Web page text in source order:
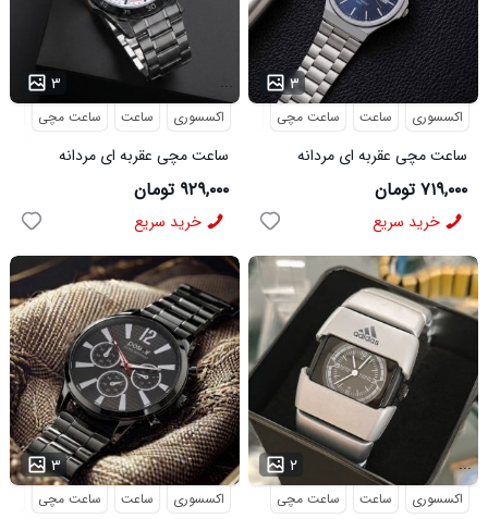
۳ ...
اکسسوری ساعت ساعت مچی
ساعت مچی عقربه ای مردانه
Casio مدل 50347
۹۲۹,۰۰۰ تومان
خرید سریع
۳ ...
اکسسوری ساعت ساعت مچی عقربه ای
ساعت مچی عقربه ای مردانه
Casio مدل 50220
۷۱۹,۰۰۰ تومان
خرید سریع
۳ ...
اکسسوری ساعت ساعت مچی
۲ ...
اکسسوری ساعت ساعت مچی